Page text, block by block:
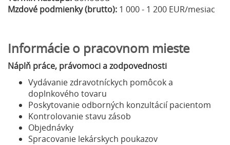
Mzdové podmienky (brutto): 1 000 - 1 200 EUR/mesiac
Informácie o pracovnom mieste
Náplň práce, právomoci a zodpovednosti
Vydávanie zdravotníckych pomôcok a
doplnkového tovaru
Poskytovanie odborných konzultácií pacientom
Kontrolovanie stavu zásob
Objednávky
Spracovanie lekárskych poukazov